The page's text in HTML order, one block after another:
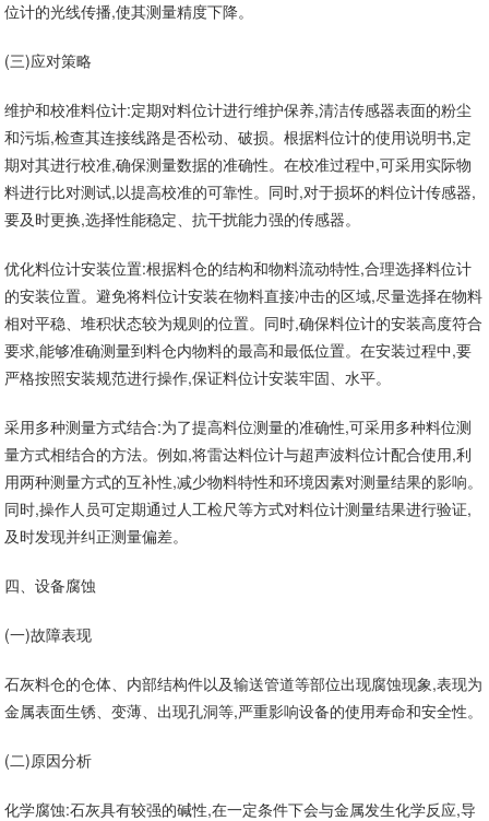
位计的光线传播,使其测量精度下降。
(三)应对策略
维护和校准料位计:定期对料位计进行维护保养,清洁传感器表面的粉尘
和污垢,检查其连接线路是否松动、破损。根据料位计的使用说明书,定
期对其进行校准,确保测量数据的准确性。在校准过程中,可采用实际物
料进行比对测试,以提高校准的可靠性。同时,对于损坏的料位计传感器,
要及时更换,选择性能稳定、抗干扰能力强的传感器。
优化料位计安装位置:根据料仓的结构和物料流动特性,合理选择料位计
的安装位置。避免将料位计安装在物料直接冲击的区域,尽量选择在物料
相对平稳、堆积状态较为规则的位置。同时,确保料位计的安装高度符合
要求,能够准确测量到料仓内物料的最高和最低位置。在安装过程中,要
严格按照安装规范进行操作,保证料位计安装牢固、水平。
采用多种测量方式结合:为了提高料位测量的准确性,可采用多种料位测
量方式相结合的方法。例如,将雷达料位计与超声波料位计配合使用,利
用两种测量方式的互补性,减少物料特性和环境因素对测量结果的影响。
同时,操作人员可定期通过人工检尺等方式对料位计测量结果进行验证,
及时发现并纠正测量偏差。
四、设备腐蚀
(一)故障表现
石灰料仓的仓体、内部结构件以及输送管道等部位出现腐蚀现象,表现为
金属表面生锈、变薄、出现孔洞等,严重影响设备的使用寿命和安全性。
(二)原因分析
化学腐蚀:石灰具有较强的碱性,在一定条件下会与金属发生化学反应,导